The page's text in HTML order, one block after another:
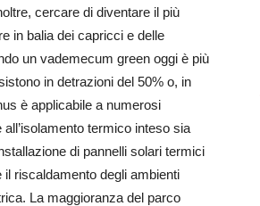
cercare di diventare il più
in balia dei capricci e delle
un vademecum green oggi è più
in detrazioni del 50% o, in
è applicabile a numerosi
termico inteso sia
di pannelli solari termici
riscaldamento degli ambienti
La maggioranza del parco